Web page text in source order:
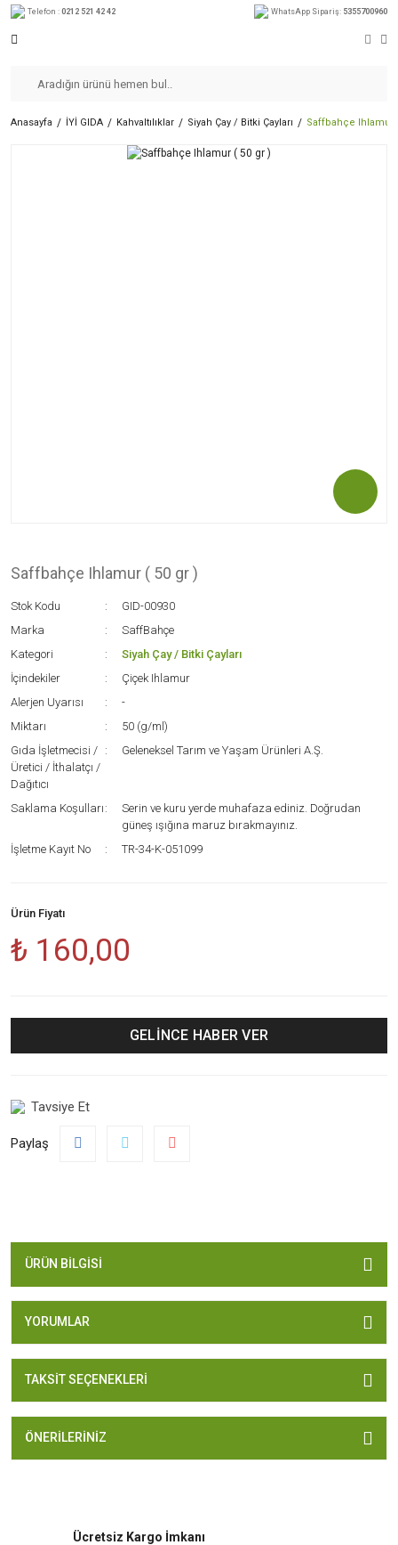
Telefon : 0212 521 42 42 WhatsApp Sipariş: 5355700960
Anasayfa İYİ GIDA Kahvaltılıklar Siyah Çay / Bitki Çayları Saffbahçe Ihlamur
Saffbahçe Ihlamur ( 50 gr )
Stok Kodu
GID-00930
Marka
SaffBahçe
Kategori
Siyah Çay / Bitki Çayları
İçindekiler
Çiçek Ihlamur
Alerjen Uyarısı
-
Miktarı
50 (g/ml)
Gıda İşletmecisi /
Üretici / İthalatçı /
Dağıtıcı
Geleneksel Tarım ve Yaşam Ürünleri A.Ş.
Saklama Koşulları
Serin ve kuru yerde muhafaza ediniz. Doğrudan
güneş ışığına maruz bırakmayınız.
İşletme Kayıt No
TR-34-K-051099
Ürün Fiyatı
₺ 160,00
GELİNCE HABER VER
Tavsiye Et
Paylaş
ÜRÜN BILGISI
YORUMLAR
TAKSIT SEÇENEKLERI
ÖNERILERINIZ
Ücretsiz Kargo İmkanı